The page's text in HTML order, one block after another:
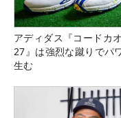
アディダス『コードカ
27』は強烈な蹴りでパ
生む